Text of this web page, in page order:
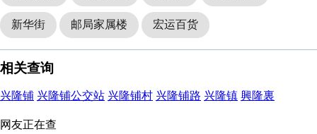
新华街 邮局家属楼 宏运百货
相关查询
兴隆铺 兴隆铺公交站 兴隆铺村 兴隆铺路 兴隆镇 興隆裏
网友正在查